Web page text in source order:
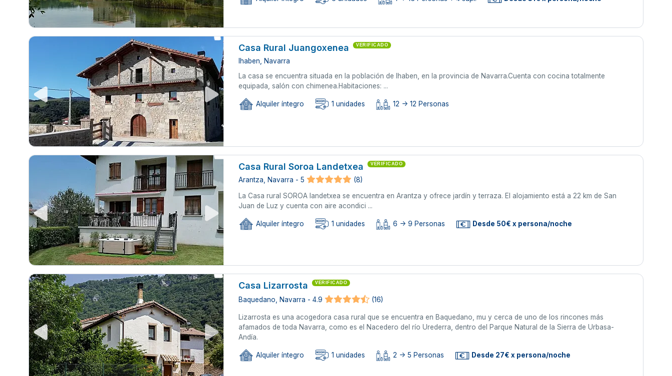
Casa Rural Juangoxenea VERIFICADO
Ihaben, Navarra
La casa se encuentra situada en la población de Ihaben, en la provincia de Navarra.Cuenta con cocina totalmente
equipada, salón con chimenea.Habitaciones: ...
Alquiler íntegro 1 unidades 12 -> 12 Personas
Casa Rural Soroa Landetxea VERIFICADO
Arantza, Navarra - 5 (8)
La Casa rural SOROA landetxea se encuentra en Arantza y ofrece jardín y terraza. El alojamiento está a 22 km de San
Juan de Luz y cuenta con aire acondici ...
Alquiler íntegro 1 unidades 6 -> 9 Personas Desde 50€ x persona/noche
Casa Lizarrosta VERIFICADO
Baquedano, Navarra - 4.9 (16)
Lizarrosta es una acogedora casa rural que se encuentra en Baquedano, mu y cerca de uno de los rincones más
afamados de toda Navarra, como es el Nacedero del río Urederra, dentro del Parque Natural de la Sierra de Urbasa-
Andía.
Alquiler íntegro 1 unidades 2 -> 5 Personas Desde 27€ x persona/noche